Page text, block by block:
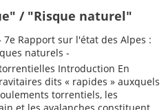
/ "Risque naturel"
Rapport sur l'état des Alpes :
naturels -
Introduction En
dits « rapides » auxquels
torrentiels, les